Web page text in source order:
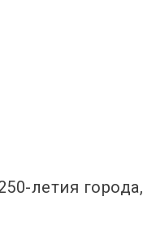
летия города,